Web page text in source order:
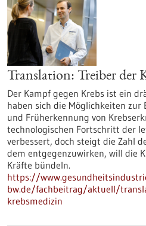
Translation: Treiber der
Der Kampf gegen Krebs ist ein
haben sich die Möglichkeiten zur
und Früherkennung von
technologischen Fortschritt der
verbessert, doch steigt die Zahl
dem entgegenzuwirken, will die
Kräfte bündeln.
https://
bw.de/fachbeitrag/aktuell/
krebsmedizin